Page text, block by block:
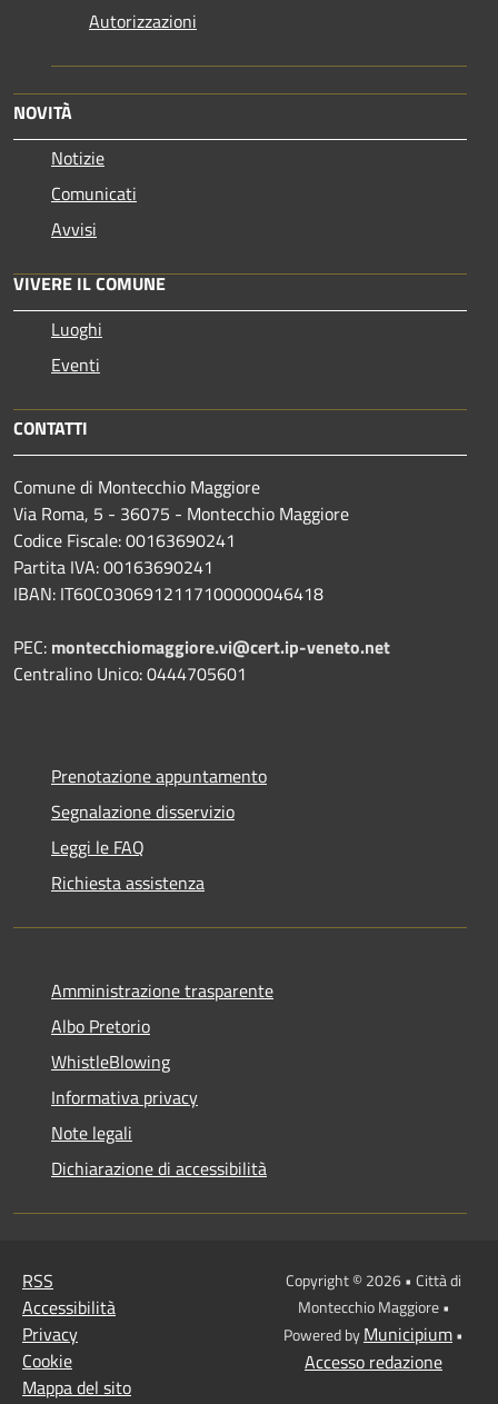
Autorizzazioni
NOVITÀ
Notizie
Comunicati
Avvisi
VIVERE IL COMUNE
Luoghi
Eventi
CONTATTI
Comune di Montecchio Maggiore
Via Roma, 5 - 36075 - Montecchio Maggiore
Codice Fiscale: 00163690241
Partita IVA: 00163690241
IBAN: IT60C0306912117100000046418
PEC: montecchiomaggiore.vi@cert.ip-veneto.net
Centralino Unico: 0444705601
Prenotazione appuntamento
Segnalazione disservizio
Leggi le FAQ
Richiesta assistenza
Amministrazione trasparente
Albo Pretorio
WhistleBlowing
Informativa privacy
Note legali
Dichiarazione di accessibilità
RSS
Accessibilità
Privacy
Cookie
Mappa del sito
Copyright © 2026 • Città di
Montecchio Maggiore •
Powered byMunicipium•
Accesso redazione